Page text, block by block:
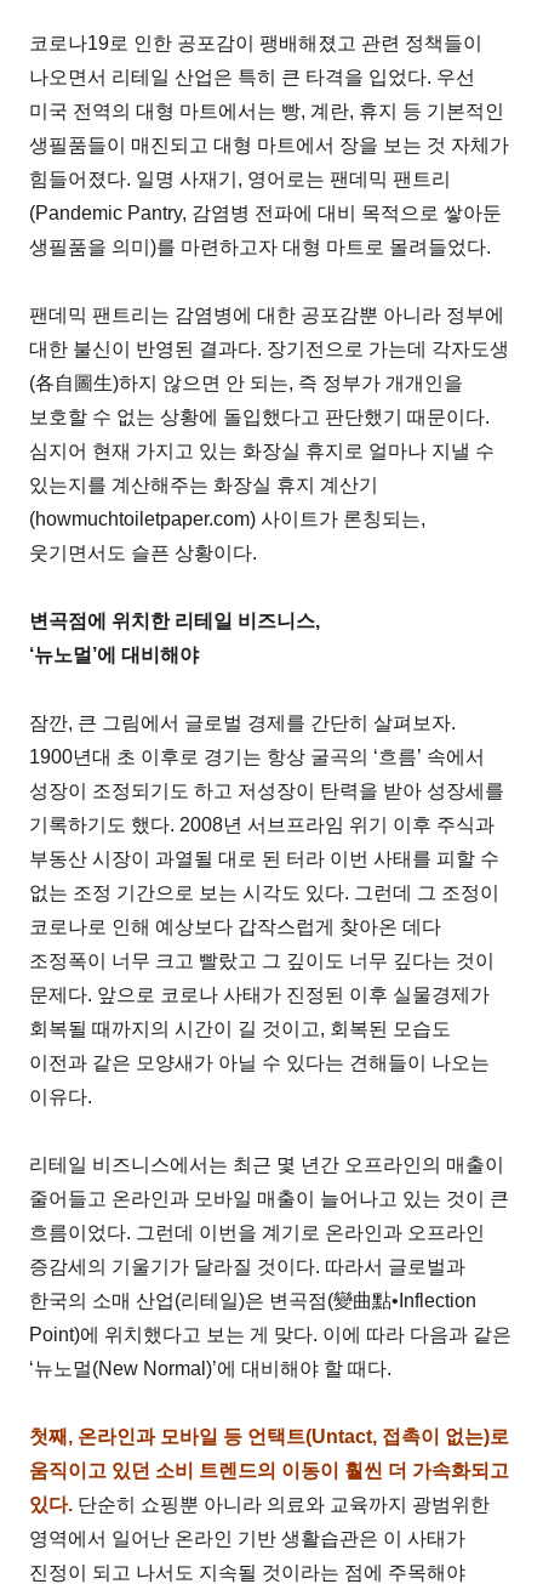
코로나19로 인한 공포감이 팽배해졌고 관련 정책들이
나오면서 리테일 산업은 특히 큰 타격을 입었다. 우선
미국 전역의 대형 마트에서는 빵, 계란, 휴지 등 기본적인
생필품들이 매진되고 대형 마트에서 장을 보는 것 자체가
힘들어졌다. 일명 사재기, 영어로는 팬데믹 팬트리
(Pandemic Pantry, 감염병 전파에 대비 목적으로 쌓아둔
생필품을 의미)를 마련하고자 대형 마트로 몰려들었다.
팬데믹 팬트리는 감염병에 대한 공포감뿐 아니라 정부에
대한 불신이 반영된 결과다. 장기전으로 가는데 각자도생
(各自圖生)하지 않으면 안 되는, 즉 정부가 개개인을
보호할 수 없는 상황에 돌입했다고 판단했기 때문이다.
심지어 현재 가지고 있는 화장실 휴지로 얼마나 지낼 수
있는지를 계산해주는 화장실 휴지 계산기
(howmuchtoiletpaper.com) 사이트가 론칭되는,
웃기면서도 슬픈 상황이다.
변곡점에 위치한 리테일 비즈니스,
‘뉴노멀’에 대비해야
잠깐, 큰 그림에서 글로벌 경제를 간단히 살펴보자.
1900년대 초 이후로 경기는 항상 굴곡의 ‘흐름’ 속에서
성장이 조정되기도 하고 저성장이 탄력을 받아 성장세를
기록하기도 했다. 2008년 서브프라임 위기 이후 주식과
부동산 시장이 과열될 대로 된 터라 이번 사태를 피할 수
없는 조정 기간으로 보는 시각도 있다. 그런데 그 조정이
코로나로 인해 예상보다 갑작스럽게 찾아온 데다
조정폭이 너무 크고 빨랐고 그 깊이도 너무 깊다는 것이
문제다. 앞으로 코로나 사태가 진정된 이후 실물경제가
회복될 때까지의 시간이 길 것이고, 회복된 모습도
이전과 같은 모양새가 아닐 수 있다는 견해들이 나오는
이유다.
리테일 비즈니스에서는 최근 몇 년간 오프라인의 매출이
줄어들고 온라인과 모바일 매출이 늘어나고 있는 것이 큰
흐름이었다. 그런데 이번을 계기로 온라인과 오프라인
증감세의 기울기가 달라질 것이다. 따라서 글로벌과
한국의 소매 산업(리테일)은 변곡점(變曲點•Inflection
Point)에 위치했다고 보는 게 맞다. 이에 따라 다음과 같은
‘뉴노멀(New Normal)’에 대비해야 할 때다.
첫째, 온라인과 모바일 등 언택트(Untact, 접촉이 없는)로
움직이고 있던 소비 트렌드의 이동이 훨씬 더 가속화되고
있다. 단순히 쇼핑뿐 아니라 의료와 교육까지 광범위한
영역에서 일어난 온라인 기반 생활습관은 이 사태가
진정이 되고 나서도 지속될 것이라는 점에 주목해야